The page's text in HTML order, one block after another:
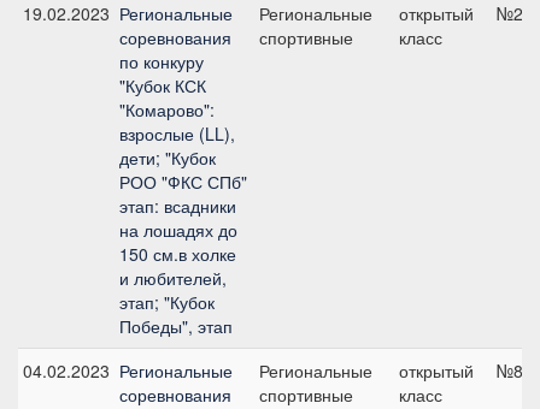
19.02.2023 Региональные
соревнования
по конкуру
"Кубок КСК
"Комарово":
взрослые (LL),
дети; "Кубок
РОО "ФКС СПб"
этап: всадники
на лошадях до
150 см.в холке
и любителей,
этап; "Кубок
Победы", этап
Региональные
спортивные
открытый
класс
04.02.2023 Региональные
соревнования
Региональные
спортивные
открытый
класс
№8,